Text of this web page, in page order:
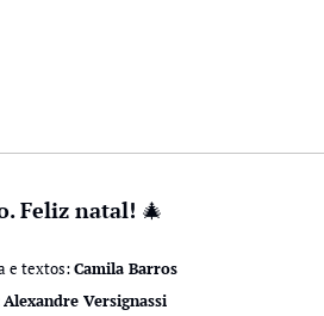
Feliz natal! 🎄
e textos: Camila Barros
Alexandre Versignassi